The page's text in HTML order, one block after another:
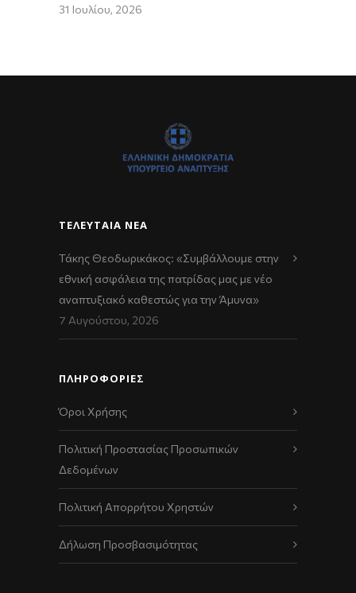
31 Ιουλίου, 2026
ΤΕΛΕΥΤΑΊΑ ΝΈΑ
Τάκης Θεοδωρικάκος: «Συμβάλλουμε στην
εθνική ασφάλεια της πατρίδας μας με νέο
αναπτυξιακό καθεστώς για την Άμυνα»
7 Αυγούστου, 2026
ΠΛΗΡΟΦΟΡΙΕΣ
Όροι Χρήσης
Πολιτική Προστασίας Προσωπικών
Δεδομένων
Πολιτική Απορρήτου Χρηστών
Δήλωση Προσβασιμότητας